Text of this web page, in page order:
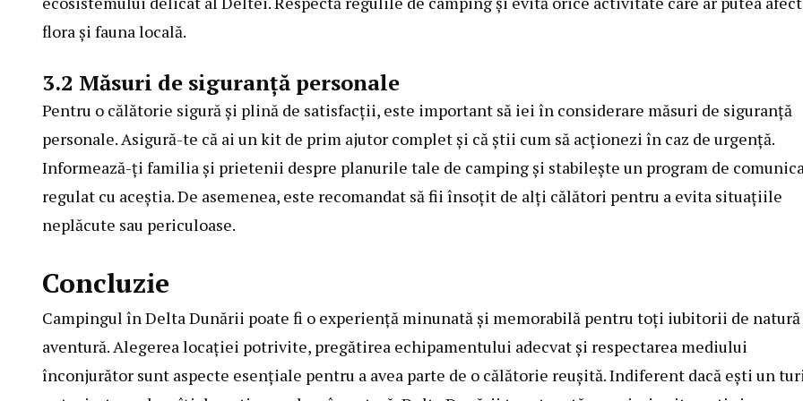
flora şi fauna locală.
3.2 Măsuri de siguranţă personale
Pentru o călătorie sigură şi plină de satisfacţii, este important să iei în considerare măsuri de siguranţă
personale. Asigură-te că ai un kit de prim ajutor complet şi că ştii cum să acţionezi în caz de urgenţă.
Informează-ţi familia şi prietenii despre planurile tale de camping şi stabileşte un program de
regulat cu aceştia. De asemenea, este recomandat să fii însoţit de alţi călători pentru a evita situaţiile
neplăcute sau periculoase.
Concluzie
Campingul în Delta Dunării poate fi o experienţă minunată şi memorabilă pentru toţi iubitorii de natură
aventură. Alegerea locaţiei potrivite, pregătirea echipamentului adecvat şi respectarea mediului
înconjurător sunt aspecte esenţiale pentru a avea parte de o călătorie reuşită. Indiferent dacă eşti un